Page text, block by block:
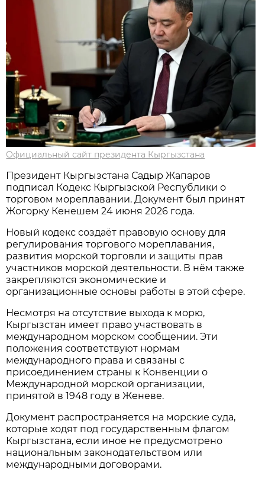
Официальный сайт президента Кыргызстана
Президент Кыргызстана Садыр Жапаров
подписал Кодекс Кыргызской Республики о
торговом мореплавании. Документ был принят
Жогорку Кенешем 24 июня 2026 года.
Новый кодекс создаёт правовую основу для
регулирования торгового мореплавания,
развития морской торговли и защиты прав
участников морской деятельности. В нём также
закрепляются экономические и
организационные основы работы в этой сфере.
Несмотря на отсутствие выхода к морю,
Кыргызстан имеет право участвовать в
международном морском сообщении. Эти
положения соответствуют нормам
международного права и связаны с
присоединением страны к Конвенции о
Международной морской организации,
принятой в 1948 году в Женеве.
Документ распространяется на морские суда,
которые ходят под государственным флагом
Кыргызстана, если иное не предусмотрено
национальным законодательством или
международными договорами.